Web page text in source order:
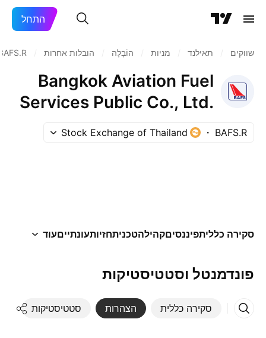
התחל
שווקים תאילנד מניות‏ הוֹבָלָה הובלות אחרות
Bangkok Aviation Fuel
Services Public Co., Ltd.
NVDR
BAFS.R
Stock Exchange of Thailand
סקירה כלליתפיננסיםקהילהטכניתחזיותעונתייםעוד
פונדמנטל וסטטיסטיקות
סקירה כללית הצהרות סטטיסטיקות